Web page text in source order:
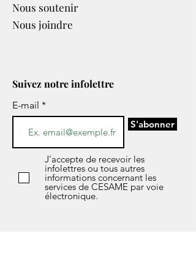
Nous soutenir
Nous joindre
Suivez notre infolettre
E-mail
S'abonner
J’accepte de recevoir les
infolettres ou tous autres
informations concernant les
services de CESAME par voie
électronique.